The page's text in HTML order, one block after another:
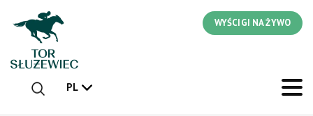
WYŚCIGI NA ŻYWO
PL